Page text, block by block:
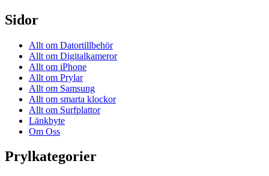
Sidor
Allt om Datortillbehör
Allt om Digitalkameror
Allt om iPhone
Allt om Prylar
Allt om Samsung
Allt om smarta klockor
Allt om Surfplattor
Länkbyte
Om Oss
Prylkategorier